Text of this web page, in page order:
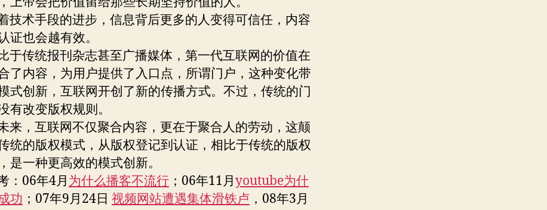
技术手段的进步，信息背后更多的人变得可信任，内容
证也会越有效。
于传统报刊杂志甚至广播媒体，第一代互联网的价值在
了内容，为用户提供了入口点，所谓门户，这种变化带
式创新，互联网开创了新的传播方式。不过，传统的门
有改变版权规则。
来，互联网不仅聚合内容，更在于聚合人的劳动，这颠
统的版权模式，从版权登记到认证，相比于传统的版权
是一种更高效的模式创新。
：06年4月为什么播客不流行 ；06年11月youtube为什
功 ；07年9月24日 视频网站遭遇集体滑铁卢 ，08年3月